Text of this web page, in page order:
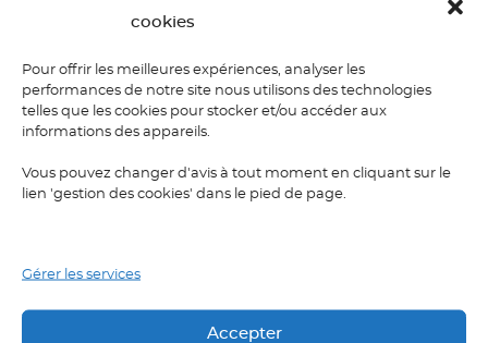
cookies
Pour offrir les meilleures expériences, analyser les
performances de notre site nous utilisons des technologies
telles que les cookies pour stocker et/ou accéder aux
informations des appareils.
Vous pouvez changer d'avis à tout moment en cliquant sur le
lien 'gestion des cookies' dans le pied de page.
Gérer les services
Accepter
pratique ciblée, afin d’améliorer
en visio.